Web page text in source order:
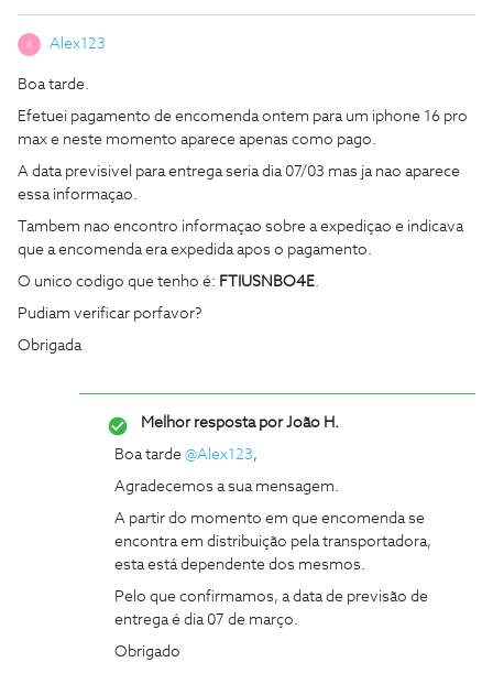
A Alex123
Boa tarde.
Efetuei pagamento de encomenda ontem para um iphone 16 pro
max e neste momento aparece apenas como pago.
A data previsivel para entrega seria dia 07/03 mas ja nao aparece
essa informaçao.
Tambem nao encontro informaçao sobre a expediçao e indicava
que a encomenda era expedida apos o pagamento.
O unico codigo que tenho é: FTIUSNBO4E.
Pudiam verificar porfavor?
Obrigada
Melhor resposta porJoão H.
Boa tarde ​ @Alex123,
Agradecemos a sua mensagem.
A partir do momento em que encomenda se
encontra em distribuição pela transportadora,
esta está dependente dos mesmos.
Pelo que confirmamos, a data de previsão de
entrega é dia 07 de março.
Obrigado